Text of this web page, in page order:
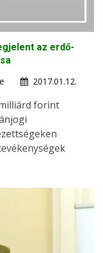
az erdő-
2017.01.12.
forint